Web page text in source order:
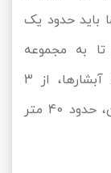
باید حدود یک
به مجموعه
آبشارهای لت مال، برسید. این مجموعه آبشارها، از 3
آبشار تشکیل شده است که بزرگترین آن، حدود 40 متر